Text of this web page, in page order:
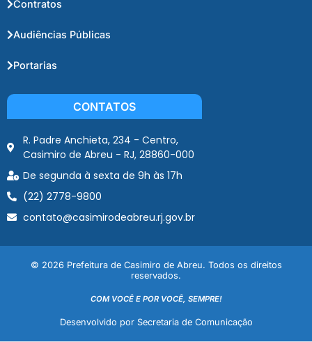
Contratos
Audiências Públicas
Portarias
CONTATOS
R. Padre Anchieta, 234 - Centro,
Casimiro de Abreu - RJ, 28860-000
De segunda à sexta de 9h às 17h
(22) 2778-9800
contato@casimirodeabreu.rj.gov.br
© 2026 Prefeitura de Casimiro de Abreu. Todos os direitos
reservados.
COM VOCÊ E POR VOCÊ, SEMPRE!
Desenvolvido por Secretaria de Comunicação